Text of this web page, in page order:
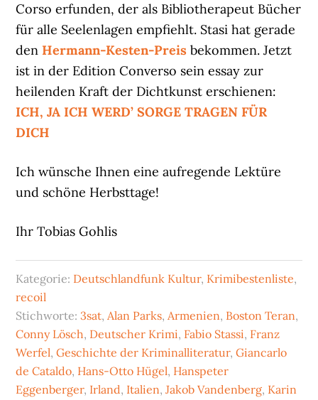
Corso erfunden, der als Bibliotherapeut Bücher
für alle Seelenlagen empfiehlt. Stasi hat gerade
den Hermann-Kesten-Preis bekommen. Jetzt
ist in der Edition Converso sein essay zur
heilenden Kraft der Dichtkunst erschienen:
ICH, JA ICH WERD’ SORGE TRAGEN FÜR
DICH
Ich wünsche Ihnen eine aufregende Lektüre
und schöne Herbsttage!
Ihr Tobias Gohlis
Kategorie: Deutschlandfunk Kultur, Krimibestenliste,
recoil
Stichworte:3sat,Alan Parks,Armenien, Boston Teran,
Conny Lösch, Deutscher Krimi, Fabio Stassi, Franz
Werfel,Geschichte der Kriminalliteratur,Giancarlo
de Cataldo, Hans-Otto Hügel, Hanspeter
Eggenberger, Irland, Italien,Jakob Vandenberg, Karin